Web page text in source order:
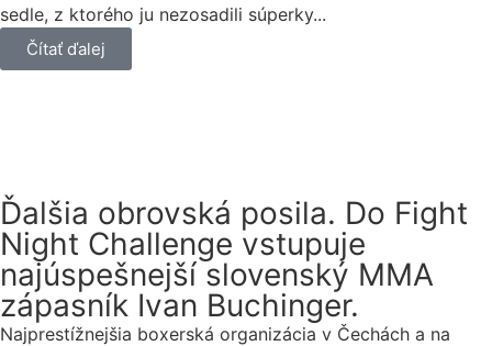
sedle, z ktorého ju nezosadili súperky...
Čítať ďalej
Ďalšia obrovská posila. Do Fight
Night Challenge vstupuje
najúspešnejší slovenský MMA
zápasník Ivan Buchinger.
Najprestížnejšia boxerská organizácia v Čechách a na